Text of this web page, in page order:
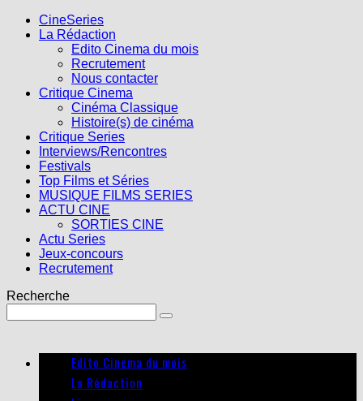
CineSeries
La Rédaction
Edito Cinema du mois
Recrutement
Nous contacter
Critique Cinema
Cinéma Classique
Histoire(s) de cinéma
Critique Series
Interviews/Rencontres
Festivals
Top Films et Séries
MUSIQUE FILMS SERIES
ACTU CINE
SORTIES CINE
Actu Series
Jeux-concours
Recrutement
Recherche
Edito Cinema du mois
La Rédaction